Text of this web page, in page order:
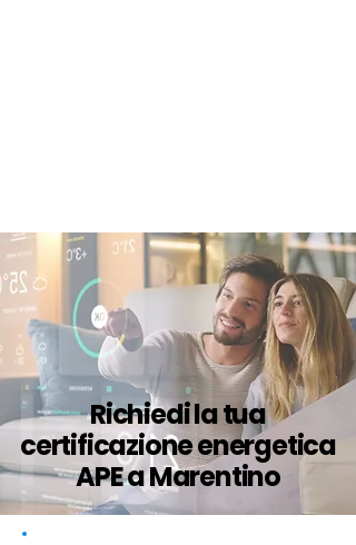
Richiedi la tua
certificazione energetica
APE a Marentino